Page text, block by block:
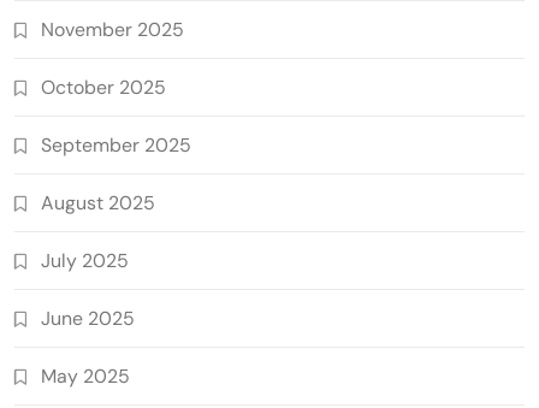
November 2025
October 2025
September 2025
August 2025
July 2025
June 2025
May 2025